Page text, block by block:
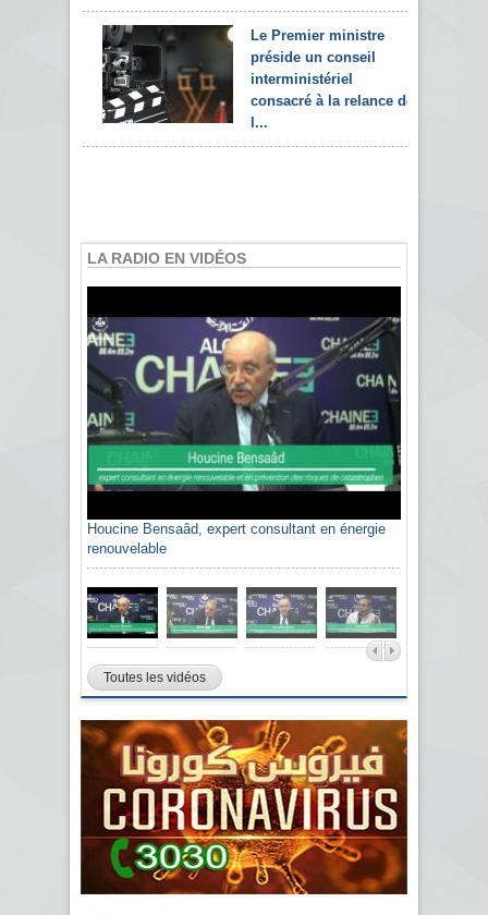
Le Premier ministre
préside un conseil
interministériel
consacré à la relance de
l...
LA RADIO EN VIDÉOS
Houcine Bensaâd, expert consultant en énergie
renouvelable
Toutes les vidéos